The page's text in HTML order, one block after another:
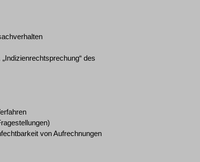
des
von Aufrechnungen